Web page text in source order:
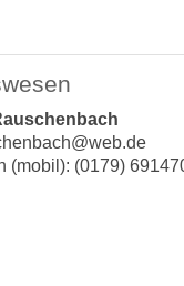
(mobil): (0179)